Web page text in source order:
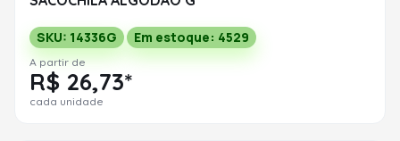
SKU: 14336G Em estoque: 4529
A partir de
R$ 26,73*
cada unidade